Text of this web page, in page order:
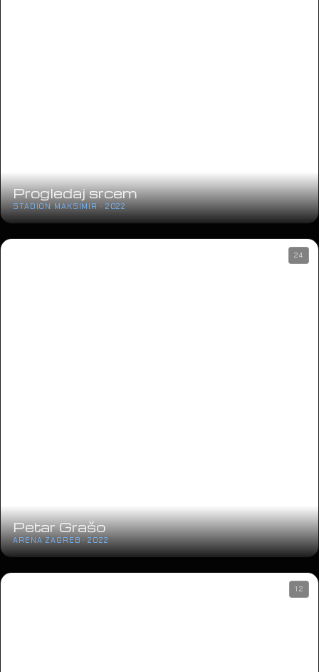
Progledaj srcem
STADION MAKSIMIR · 2022
Petar Grašo
ARENA ZAGREB · 2022
24
12